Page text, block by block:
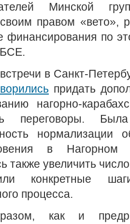
Минской
правом «вето»,
финансирования по
в Санкт-
придать
нагорно-
переговоры.
нормализации
в Нагорном
также увеличить
конкретные
процесса.
как и